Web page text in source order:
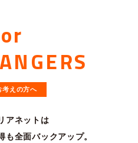
考えの方へ
アネットは
も全面バックアップ。